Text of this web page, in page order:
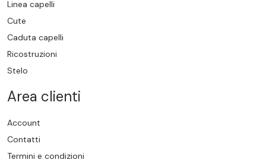
Linea capelli
Cute
Caduta capelli
Ricostruzioni
Stelo
Area clienti
Account
Contatti
Termini e condizioni